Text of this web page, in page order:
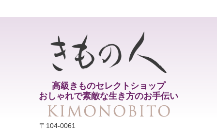
高級きものセレクトショップ
おしゃれで素敵な生き方のお手伝い
〒104-0061